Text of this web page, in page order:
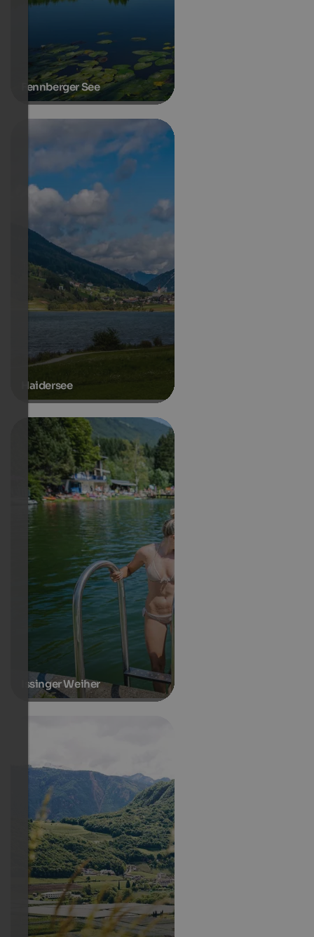
Fennberger See
Haidersee
Issinger Weiher